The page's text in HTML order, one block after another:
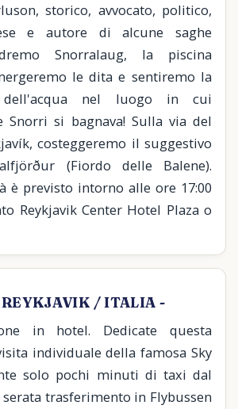
storico, avvocato, politico,
e autore di alcune saghe
Snorralaug, la piscina
le dita e sentiremo la
dell'acqua nel luogo in cui
Snorri si bagnava! Sulla via del
costeggeremo il suggestivo
(Fiordo delle Balene).
è previsto intorno alle ore 17:00
Reykjavik Center Hotel Plaza o
/ ITALIA -
in hotel. Dedicate questa
individuale della famosa Sky
solo pochi minuti di taxi dal
trasferimento in Flybussen